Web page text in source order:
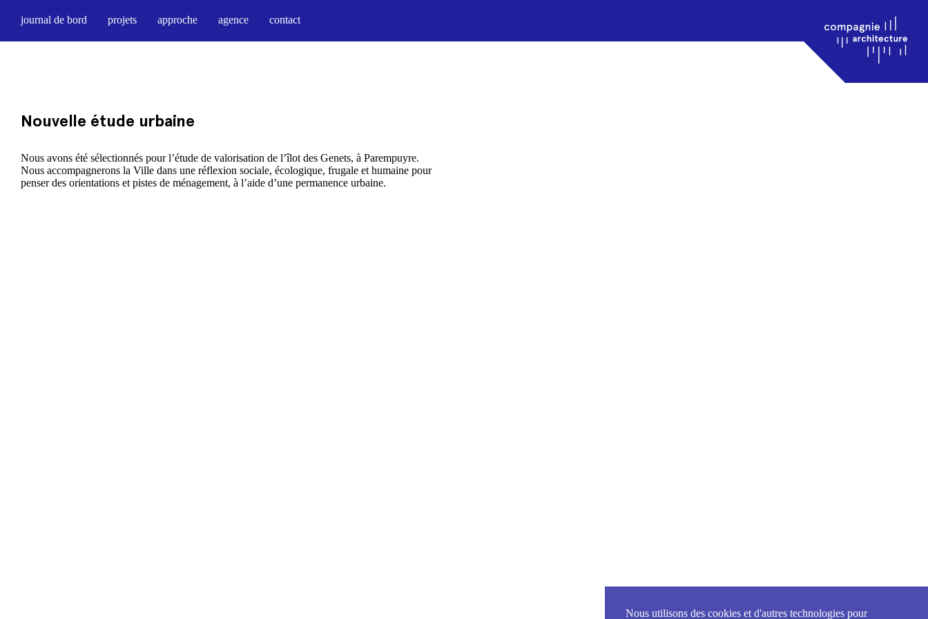
Nous utilisons des cookies et d'autres technologies pour
journal de bord projets approche agence contact
Nouvelle étude urbaine
Nous avons été sélectionnés pour l’étude de valorisation de l’îlot des Genets, à Parempuyre.
Nous accompagnerons la Ville dans une réflexion sociale, écologique, frugale et humaine pour
penser des orientations et pistes de ménagement, à l’aide d’une permanence urbaine.